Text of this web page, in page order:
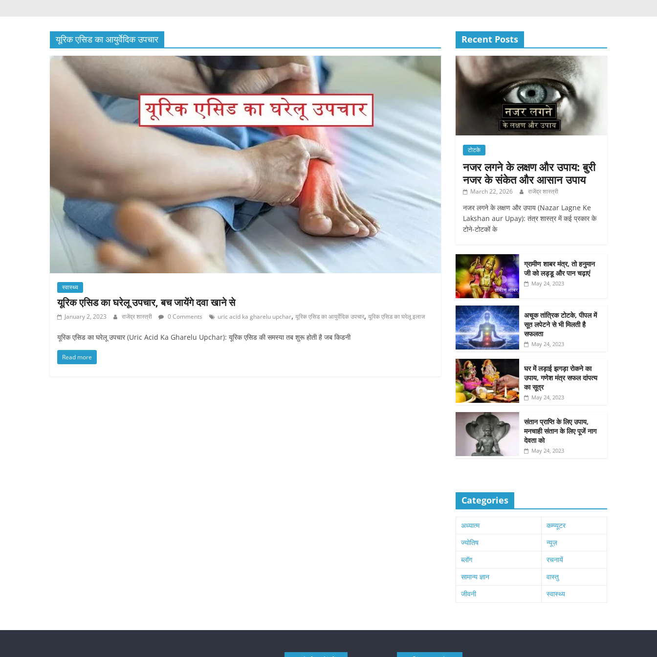
यूरिक एसिड का आयुर्वेदिक उपचार
स्वास्थ्य
यूरिक एसिड का घरेलू उपचार, बच जायेंगे दवा खाने से
January 2, 2023 राजेंद्र शास्त्री 0 Comments uric acid ka gharelu upchar, यूरिक एसिड का आयुर्वेदिक उपचार, यूरिक एसिड का घरेलू इलाज
यूरिक एसिड का घरेलू उपचार (Uric Acid Ka Gharelu Upchar): यूरिक एसिड की समस्या तब शुरू होती है जब किडनी
Read more
Recent Posts
टोटके
नजर लगने के लक्षण और उपाय: बुरी
नजर के संकेत और आसान उपाय
March 22, 2026 राजेंद्र शास्त्री
नजर लगने के लक्षण और उपाय (Nazar Lagne Ke
Lakshan aur Upay): तंत्र शास्त्र में कई प्रकार के
टोने-टोटकों के
ग्रामीण शाबर मंत्र, तो हनुमान
जी को लड्डू और पान चढ़ाएं
May 24, 2023
अचूक तांत्रिक टोटके, पीपल में
सूत लपेटने से भी मिलती है
सफलता
May 24, 2023
घर में लड़ाई झगड़ा रोकने का
उपाय, गणेश मंत्र सफल दांपत्य
का सूत्र
May 24, 2023
संतान प्राप्ति के लिए उपाय,
मनचाही संतान के लिए पूजें नाग
देवता को
May 24, 2023
Categories
अध्यात्म
कम्प्यूटर
ज्योतिष
न्यूज़
ब्लॉग
रचनायें
सामान्य ज्ञान
वास्तु
जीवनी
स्वास्थ्य